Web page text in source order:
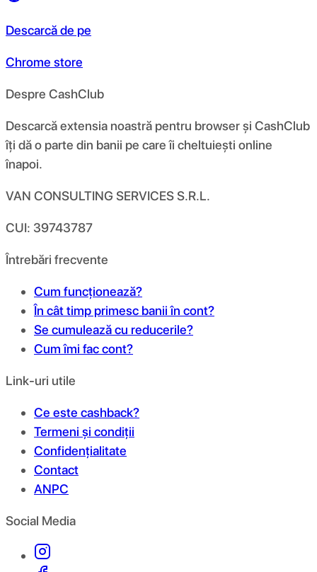
Descarcă de pe
Chrome store
Despre CashClub
Descarcă extensia noastră pentru browser și CashClub
îți dă o parte din banii pe care îi cheltuiești online
înapoi.
VAN CONSULTING SERVICES S.R.L.
CUI: 39743787
Întrebări frecvente
Cum funcționează?
În cât timp primesc banii în cont?
Se cumulează cu reducerile?
Cum îmi fac cont?
Link-uri utile
Ce este cashback?
Termeni și condiții
Confidențialitate
Contact
ANPC
Social Media